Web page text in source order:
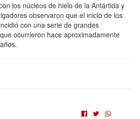
los núcleos de hielo de la Antártida y
observaron que el inicio de los
con una serie de grandes
ocurrieron hace aproximadamente